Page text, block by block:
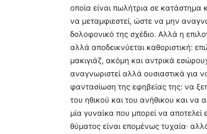
οποία είναι πωλήτρια σε κατάστημα
να μεταμφιεστεί, ώστε να μην
δολοφονικό της σχέδιο. Αλλά η
αλλά αποδεικνύεται καθοριστική:
μακιγιάζ, ακόμη και αντρικά
αναγνωριστεί αλλά ουσιαστικά για
φαντασίωση της εφηβείας της: να
του ηθικού και του ανήθικου και
μία γυναίκα που μπορεί να αποτελεί
θύματος είναι επομένως τυχαία∙